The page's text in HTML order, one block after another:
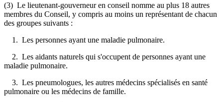
(3) Le lieutenant-gouverneur en conseil nomme au plus 18 autres
membres du Conseil, y compris au moins un représentant de chacun
des groupes suivants :
1. Les personnes ayant une maladie pulmonaire.
2. Les aidants naturels qui s'occupent de personnes ayant une
maladie pulmonaire.
3. Les pneumologues, les autres médecins spécialisés en santé
pulmonaire ou les médecins de famille.